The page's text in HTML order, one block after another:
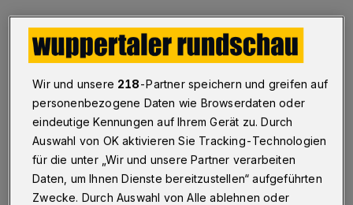
Wuppertal·Die Stadt Wuppertal schreibt die Neuwahl
einer Schiedsperson für den Schiedsamtsbezirk
Vohwinkel aus. „Gesucht wird eine engagierte
unbürokratisch und unparteiisch zu schlichten“,
beschreibt es die Verwaltung.
30.07.2025 , 07:30 Uhr
Wir und unsere 218-Partner speichern und greifen auf
personenbezogene Daten wie Browserdaten oder
eindeutige Kennungen auf Ihrem Gerät zu. Durch
Auswahl von OK aktivieren Sie Tracking-Technologien
für die unter „Wir und unsere Partner verarbeiten
Daten, um Ihnen Dienste bereitzustellen“ aufgeführten
Zwecke. Durch Auswahl von Alle ablehnen oder